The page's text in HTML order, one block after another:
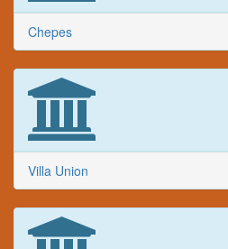
Chepes
Villa Union